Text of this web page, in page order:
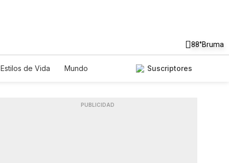
88°Bruma
Estilos de Vida
Mundo
Suscriptores
PUBLICIDAD